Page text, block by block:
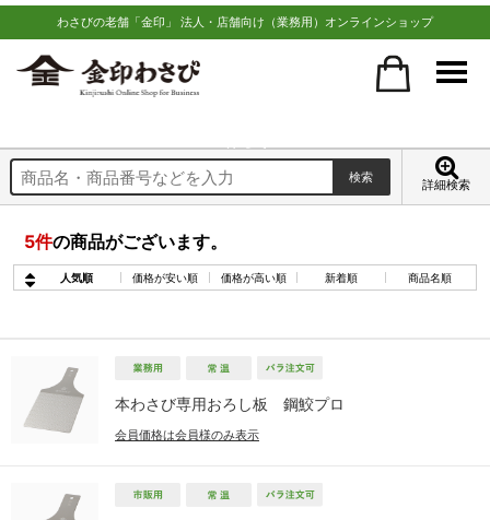
わさびの老舗「金印」 法人・店舗向け（業務用）オンラインショップ
詳細検索
5件の商品がございます。
人気順 価格が安い順 価格が高い順 新着順 商品名順
本わさび専用おろし板 鋼鮫プロ
会員価格は会員様のみ表示